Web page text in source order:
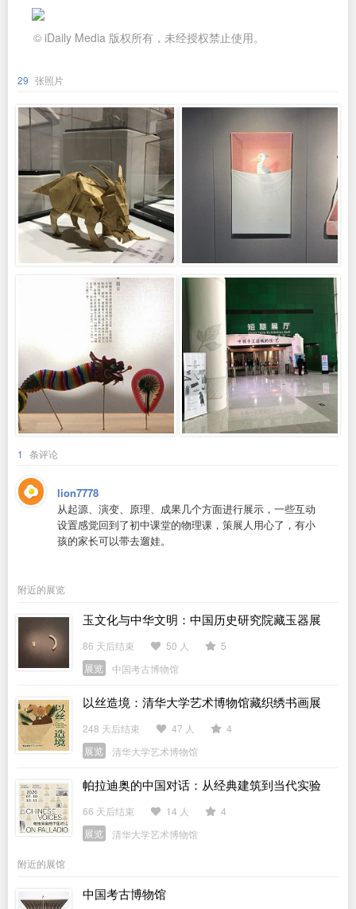
© iDaily Media 版权所有，未经授权禁止使用。
29 张照片
1 条评论
lion7778
从起源、演变、原理、成果几个方面进行展示，一些互动
设置感觉回到了初中课堂的物理课，策展人用心了，有小
孩的家长可以带去遛娃。
附近的展览
玉文化与中华文明：中国历史研究院藏玉器展
86 天后结束 50 人
5
展览
中国考古博物馆
以丝造境：清华大学艺术博物馆藏织绣书画展
248 天后结束 47 人
4
展览
清华大学艺术博物馆
帕拉迪奥的中国对话：从经典建筑到当代实验
66 天后结束 14 人
4
展览
清华大学艺术博物馆
附近的展馆
中国考古博物馆